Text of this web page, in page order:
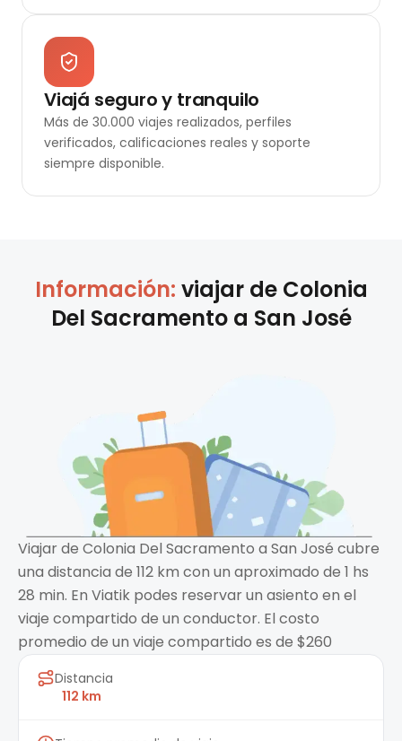
Viajá seguro y tranquilo
Más de 30.000 viajes realizados, perfiles
verificados, calificaciones reales y soporte
siempre disponible.
Información: viajar de Colonia
Del Sacramentoa San José
Viajar de Colonia Del Sacramento a San José cubre
una distancia de 112 km con un aproximado de 1 hs
28 min. En Viatik podes reservar un asiento en el
viaje compartido de un conductor. El costo
promedio de un viaje compartido es de $260
Distancia
112 km